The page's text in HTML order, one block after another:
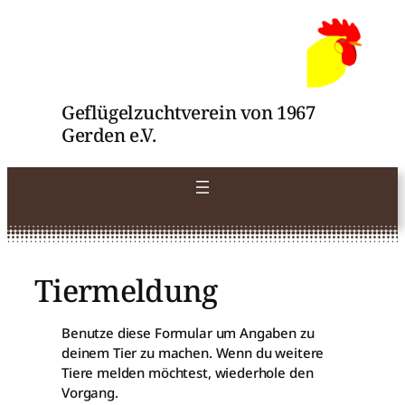
Geflügelzuchtverein von 1967
Gerden e.V.
Tiermeldung
Benutze diese Formular um Angaben zu
deinem Tier zu machen. Wenn du weitere
Tiere melden möchtest, wiederhole den
Vorgang.